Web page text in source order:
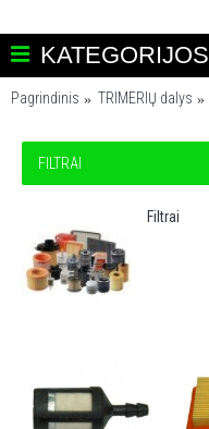
KATEGORIJOS
Pagrindinis TRIMERIŲ dalys
FILTRAI
Filtrai